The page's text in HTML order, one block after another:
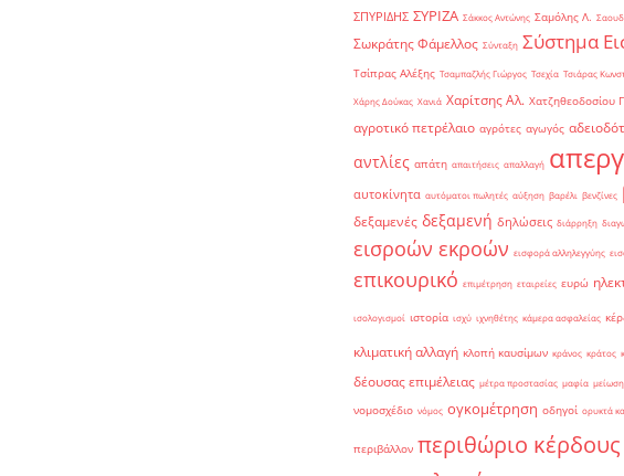
ΣΠΥΡΙΔΗΣ ΣΥΡΙΖΑ Σάκκος Αντώνης Σαμόλης Λ.
Σωκράτης Φάμελλος Σύνταξη Σύστημα
Τσίπρας Αλέξης Τσαμπαζλής Γιώργος Τσεχία Τσιάρας
Χάρης Δούκας Χανιά Χαρίτσης Αλ. Χατζηθεοδοσίου
αγροτικό πετρέλαιο αγρότες αγωγός
αντλίες απάτη απαιτήσεις απαλλαγή
αυτοκίνητα αυτόματοι πωλητές αύξηση βαρέλι βενζίνες
δεξαμενές δεξαμενή δηλώσεις διάρρηξη
εισροών εκροών εισφορά αλληλεγγύης
επικουρικό επιμέτρηση εταιρείες ευρώ
ισολογισμοί ιστορία ισχύ ιχνηθέτης κάμερα ασφαλείας
κλιματική αλλαγή κλοπή καυσίμων κράνος κράτος
δέουσας επιμέλειας μέτρα προστασίας μαφία μείωση
νομοσχέδιο νόμος ογκομέτρηση οδηγοί ορυκτά
περιβάλλον περιθώριο κέρδους